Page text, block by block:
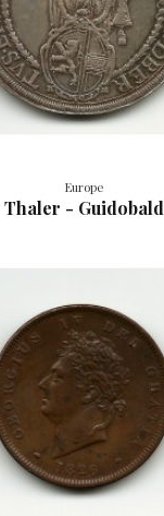
Europe
Thaler - Guidobald